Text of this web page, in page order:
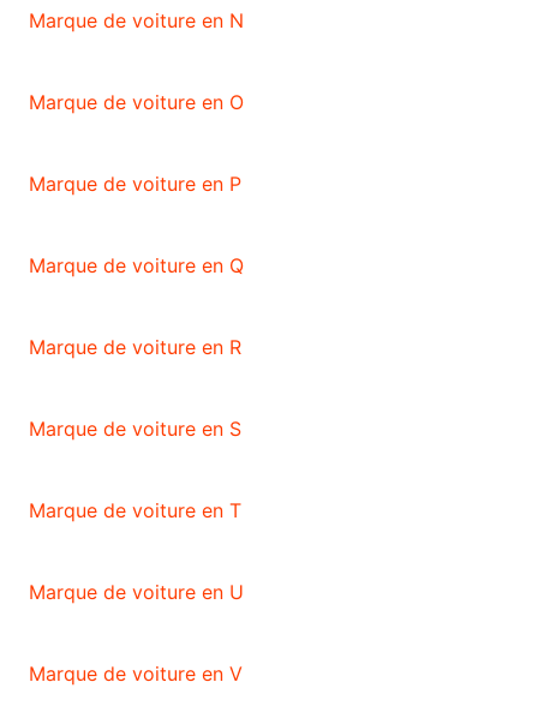
Marque de voiture en N
Marque de voiture en O
Marque de voiture en P
Marque de voiture en Q
Marque de voiture en R
Marque de voiture en S
Marque de voiture en T
Marque de voiture en U
Marque de voiture en V